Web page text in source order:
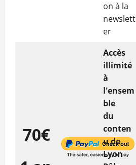
on à la
newslett
er
70€
Accès
illimité
à
l'ensem
ble
du
conten
u de
Lyon